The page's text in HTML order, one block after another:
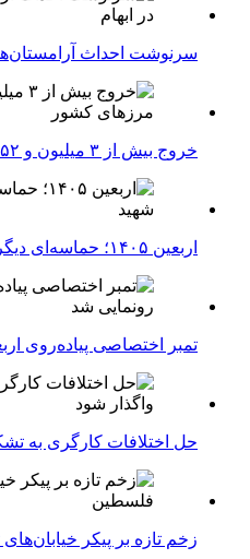
سرنوشت احداث
خروج بیش از ۳ میلیون و ۳۵۲ هزار زائر از مرزهای کشور
اربعین ۱۴۰۵؛ حماسه‌ای دیگر با سوگ رهبر شهید
تمبر اختصاصی پیاده‌روی
حل اختلافات کارگری به
زخم تازه بر پیکر